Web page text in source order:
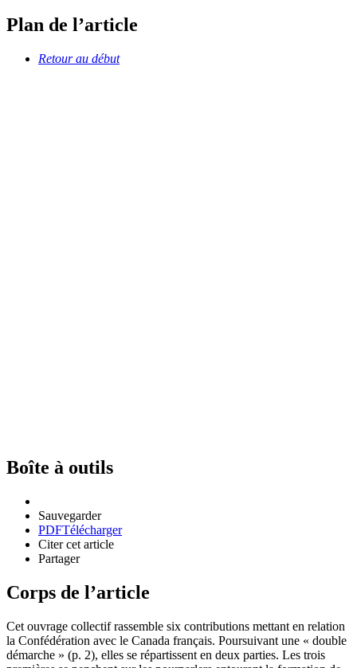
Plan de l’article
Retour au début
Boîte à outils
Sauvegarder
PDFTélécharger
Citer cet article
Partager
Corps de l’article
Cet ouvrage collectif rassemble six contributions mettant en relation
la Confédération avec le Canada français. Poursuivant une « double
démarche » (p. 2), elles se répartissent en deux parties. Les trois